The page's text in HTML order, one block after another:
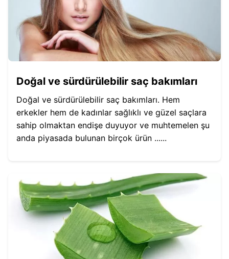
Doğal ve sürdürülebilir saç bakımları
Doğal ve sürdürülebilir saç bakımları. Hem
erkekler hem de kadınlar sağlıklı ve güzel saçlara
sahip olmaktan endişe duyuyor ve muhtemelen şu
anda piyasada bulunan birçok ürün ......